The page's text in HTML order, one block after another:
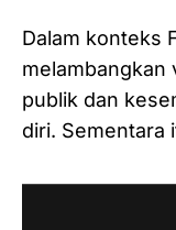
Dalam konteks
melambangkan
publik dan
diri. Sementara